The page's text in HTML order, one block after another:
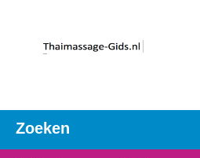
Zoeken